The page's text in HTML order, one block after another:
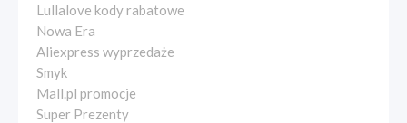
Lullalove kody rabatowe
Nowa Era
Aliexpress wyprzedaże
Smyk
Mall.pl promocje
Super Prezenty